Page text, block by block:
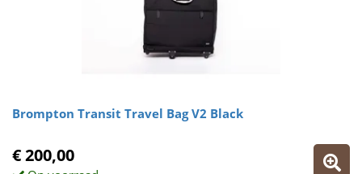
Brompton Transit Travel Bag V2 Black
€ 200,00